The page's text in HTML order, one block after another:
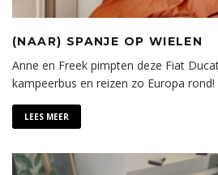
(NAAR) SPANJE OP WIELEN
Anne en Freek pimpten deze Fiat
kampeerbus en reizen zo Europa rond!
LEES MEER